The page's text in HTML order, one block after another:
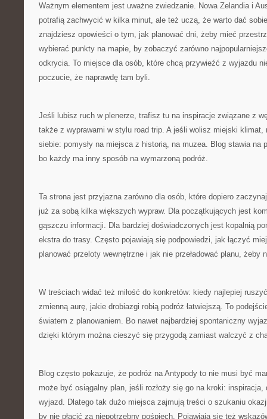
Ważnym elementem jest uważne zwiedzanie. Nowa Zelandia i
potrafią zachwycić w kilka minut, ale też uczą, że warto dać
znajdziesz opowieści o tym, jak planować dni, żeby mieć
wybierać punkty na mapie, by zobaczyć zarówno
odkrycia. To miejsce dla osób, które chcą przywieźć z wyjazdu
poczucie, że naprawdę tam byli.
Jeśli lubisz ruch w plenerze, trafisz tu na inspiracje związane z
także z wyprawami w stylu road trip. A jeśli wolisz miejski klimat,
siebie: pomysły na miejsca z historią, na muzea. Blog stawia na
bo każdy ma inny sposób na wymarzoną podróż.
Ta strona jest przyjazna zarówno dla osób, które dopiero
już za sobą kilka większych wypraw. Dla początkujących jest
gąszczu informacji. Dla bardziej doświadczonych jest kopalnią
ekstra do trasy. Często pojawiają się podpowiedzi, jak łączyć
planować przeloty wewnętrzne i jak nie przeładować planu, żeby
W treściach widać też miłość do konkretów: kiedy najlepiej
zmienną aurę, jakie drobiazgi robią podróż łatwiejszą. To
światem z planowaniem. Bo nawet najbardziej spontaniczny
dzięki którym można cieszyć się przygodą zamiast walczyć z
Blog często pokazuje, że podróż na Antypody to nie musi być
może być osiągalny plan, jeśli rozłoży się go na kroki:
wyjazd. Dlatego tak dużo miejsca zajmują treści o szukaniu
by nie płacić za niepotrzebny pośpiech. Pojawiają się też